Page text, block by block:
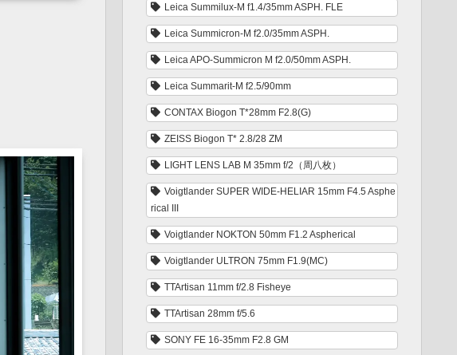
Leica Summilux-M f1.4/35mm ASPH. FLE
Leica Summicron-M f2.0/35mm ASPH.
Leica APO-Summicron M f2.0/50mm ASPH.
Leica Summarit-M f2.5/90mm
CONTAX Biogon T*28mm F2.8(G)
ZEISS Biogon T* 2.8/28 ZM
LIGHT LENS LAB M 35mm f/2（周八枚）
Voigtlander SUPER WIDE-HELIAR 15mm F4.5 Asphe
rical III
Voigtlander NOKTON 50mm F1.2 Aspherical
Voigtlander ULTRON 75mm F1.9(MC)
TTArtisan 11mm f/2.8 Fisheye
TTArtisan 28mm f/5.6
SONY FE 16-35mm F2.8 GM